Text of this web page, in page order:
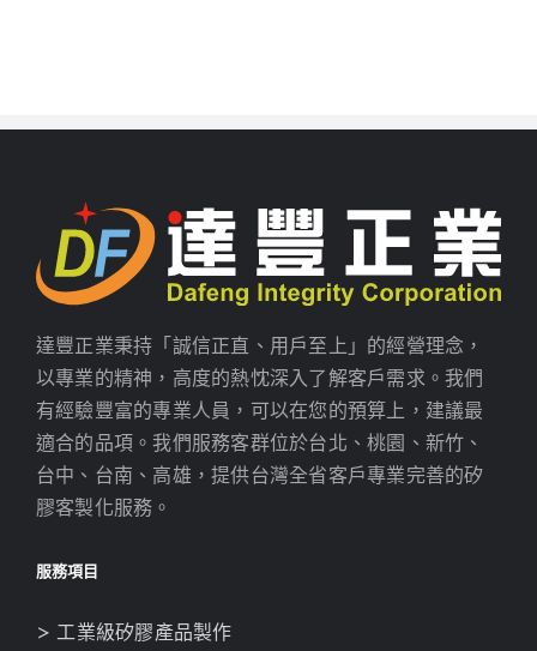
達豐正業秉持「誠信正直、用戶至上」的經營理念，
以專業的精神，高度的熱忱深入了解客戶需求。我們
有經驗豐富的專業人員，可以在您的預算上，建議最
適合的品項。我們服務客群位於台北、桃園、新竹、
台中、台南、高雄，提供台灣全省客戶專業完善的矽
膠客製化服務。
服務項目
> 工業級矽膠產品製作